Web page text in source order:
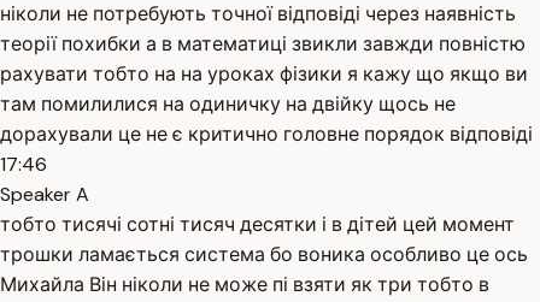
ніколи не потребують точної відповіді через наявність
теорії похибки а в математиці звикли завжди повністю
рахувати тобто на на уроках фізики я кажу що якщо ви
там помилилися на одиничку на двійку щось не
дорахували це не є критично головне порядок відповіді
17:46
Speaker A
тобто тисячі сотні тисяч десятки і в дітей цей момент
трошки ламається система бо воника особливо це ось
Михайла Він ніколи не може пі взяти як три тобто в